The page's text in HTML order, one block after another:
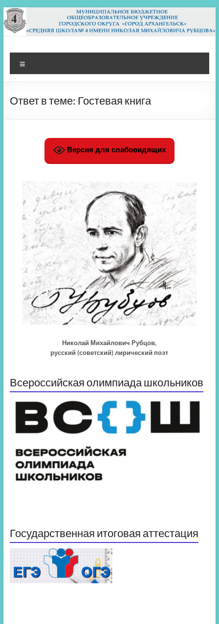
Перейти
к
содержимому
МБОУ СШ 4
Архангельск
Ответ в теме: Гостевая книга
Версия для слабовидящих
Николай Михайлович Рубцов,
русский (советский) лирический поэт
Всероссийская олимпиада школьников
Государственная итоговая аттестация